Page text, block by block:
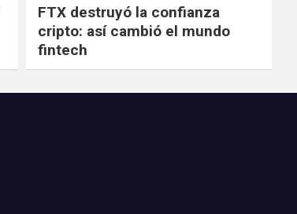
FTX destruyó la confianza
cripto: así cambió el mundo
fintech